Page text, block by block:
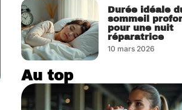
Durée idéale
sommeil
pour une nuit
réparatrice
10 mars 2026
Au top